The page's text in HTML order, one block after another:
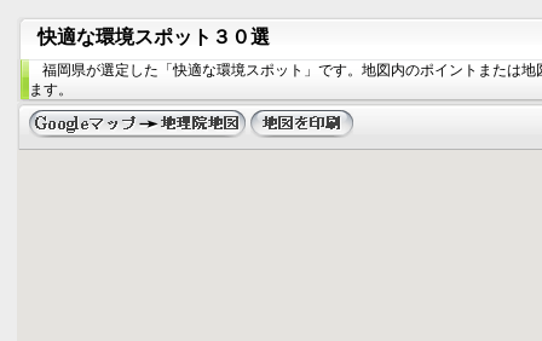
快適な環境スポット３０選
福岡県が選定した「快適な環境スポット」です。地図内のポイントまたは
ます。